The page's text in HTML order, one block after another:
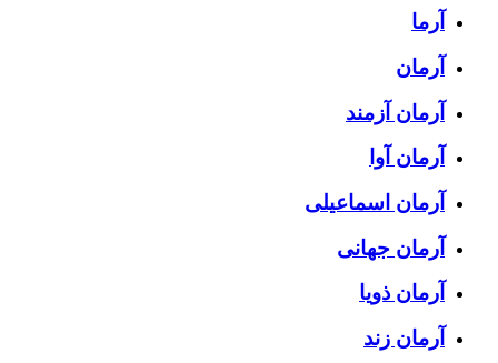
آرما
آرمان
آرمان آزمند
آرمان آوا
آرمان اسماعیلی
آرمان جهانی
آرمان ذویا
آرمان زند